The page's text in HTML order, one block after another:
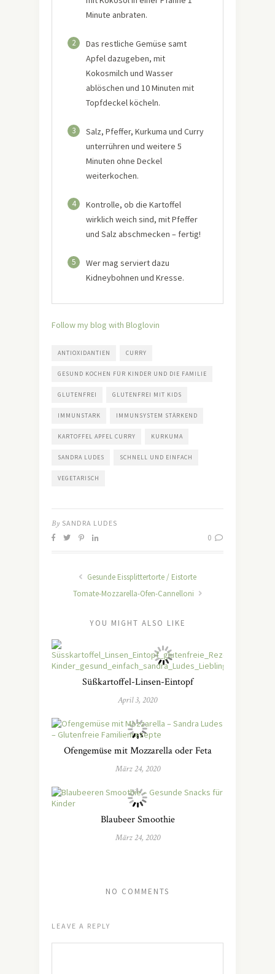
Minute anbraten.
2
Das restliche Gemüse samt
Apfel dazugeben, mit
Kokosmilch und Wasser
ablöschen und 10 Minuten mit
Topfdeckel köcheln.
3
Salz, Pfeffer, Kurkuma und Curry
unterrühren und weitere 5
Minuten ohne Deckel
weiterkochen.
4
Kontrolle, ob die Kartoffel
wirklich weich sind, mit Pfeffer
und Salz abschmecken – fertig!
5
Wer mag serviert dazu
Kidneybohnen und Kresse.
Follow my blog with Bloglovin
ANTIOXIDANTIEN CURRY
GESUND KOCHEN FÜR KINDER UND DIE FAMILIE
GLUTENFREI GLUTENFREI MIT KIDS
IMMUNSTARK IMMUNSYSTEM STÄRKEND
KARTOFFEL APFEL CURRY KURKUMA
SANDRA LUDES SCHNELL UND EINFACH
VEGETARISCH
By SANDRA LUDES
0
Gesunde Eissplittertorte / Eistorte
Tomate-Mozzarella-Ofen-Cannelloni
YOU MIGHT ALSO LIKE
Süßkartoffel-Linsen-Eintopf
April 3, 2020
Ofengemüse mit Mozzarella oder Feta
März 24, 2020
Blaubeer Smoothie
März 24, 2020
NO COMMENTS
LEAVE A REPLY